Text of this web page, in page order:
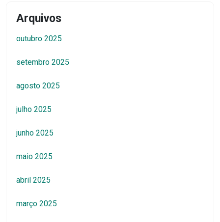
Arquivos
outubro 2025
setembro 2025
agosto 2025
julho 2025
junho 2025
maio 2025
abril 2025
março 2025